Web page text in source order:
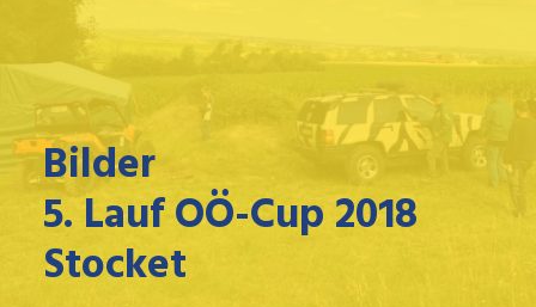
KONTAKT
Bilder
5. Lauf OÖ-Cup 2018
Stocket